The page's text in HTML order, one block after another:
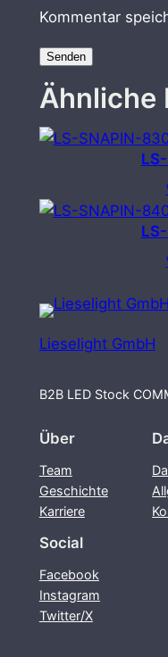
Kommentar
Ähnliche
Lieselight GmbH
B2B LED Stock
Über
Team
Geschichte
Karriere
Social
Facebook
Instagram
Twitter/X